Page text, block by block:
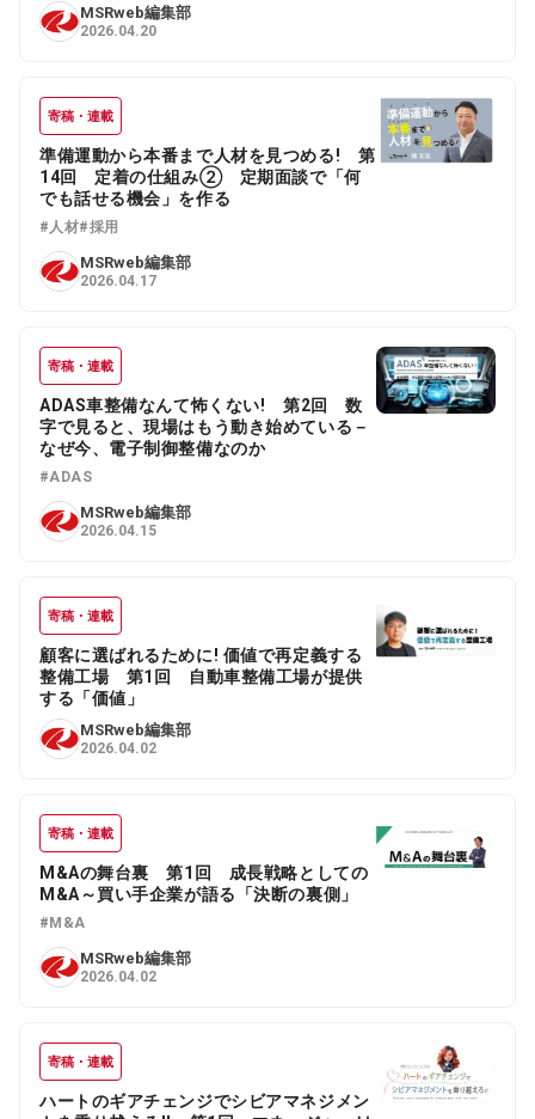
MSRweb編集部
2026.04.20
寄稿・連載
準備運動から本番まで人材を見つめる! 第
14回 定着の仕組み② 定期面談で「何
でも話せる機会」を作る
#人材#採用
MSRweb編集部
2026.04.17
寄稿・連載
ADAS車整備なんて怖くない! 第2回 数
字で見ると、現場はもう動き始めている－
なぜ今、電子制御整備なのか
#ADAS
MSRweb編集部
2026.04.15
寄稿・連載
顧客に選ばれるために! 価値で再定義する
整備工場 第1回 自動車整備工場が提供
する「価値」
MSRweb編集部
2026.04.02
寄稿・連載
M&Aの舞台裏 第1回 成長戦略としての
M&A～買い手企業が語る「決断の裏側」
#M&A
MSRweb編集部
2026.04.02
寄稿・連載
ハートのギアチェンジでシビアマネジメン